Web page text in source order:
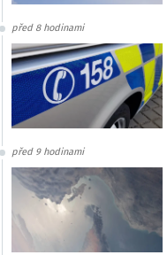
před 8 hodinami
před 9 hodinami